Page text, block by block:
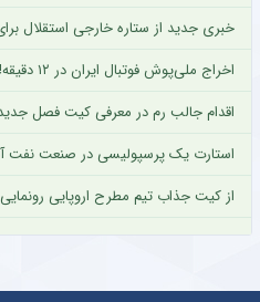
خبری جدید از ستاره خارجی استقلال
اخراج ملی‌پوش فوتبال ایران در ۱۲ دقیقه! + عکس
اقدام جالب رم در معرفی کیت فصل
استارت یک پرسپولیسی در صنعت نفت
از کیت جذاب تیم مطرح اروپایی